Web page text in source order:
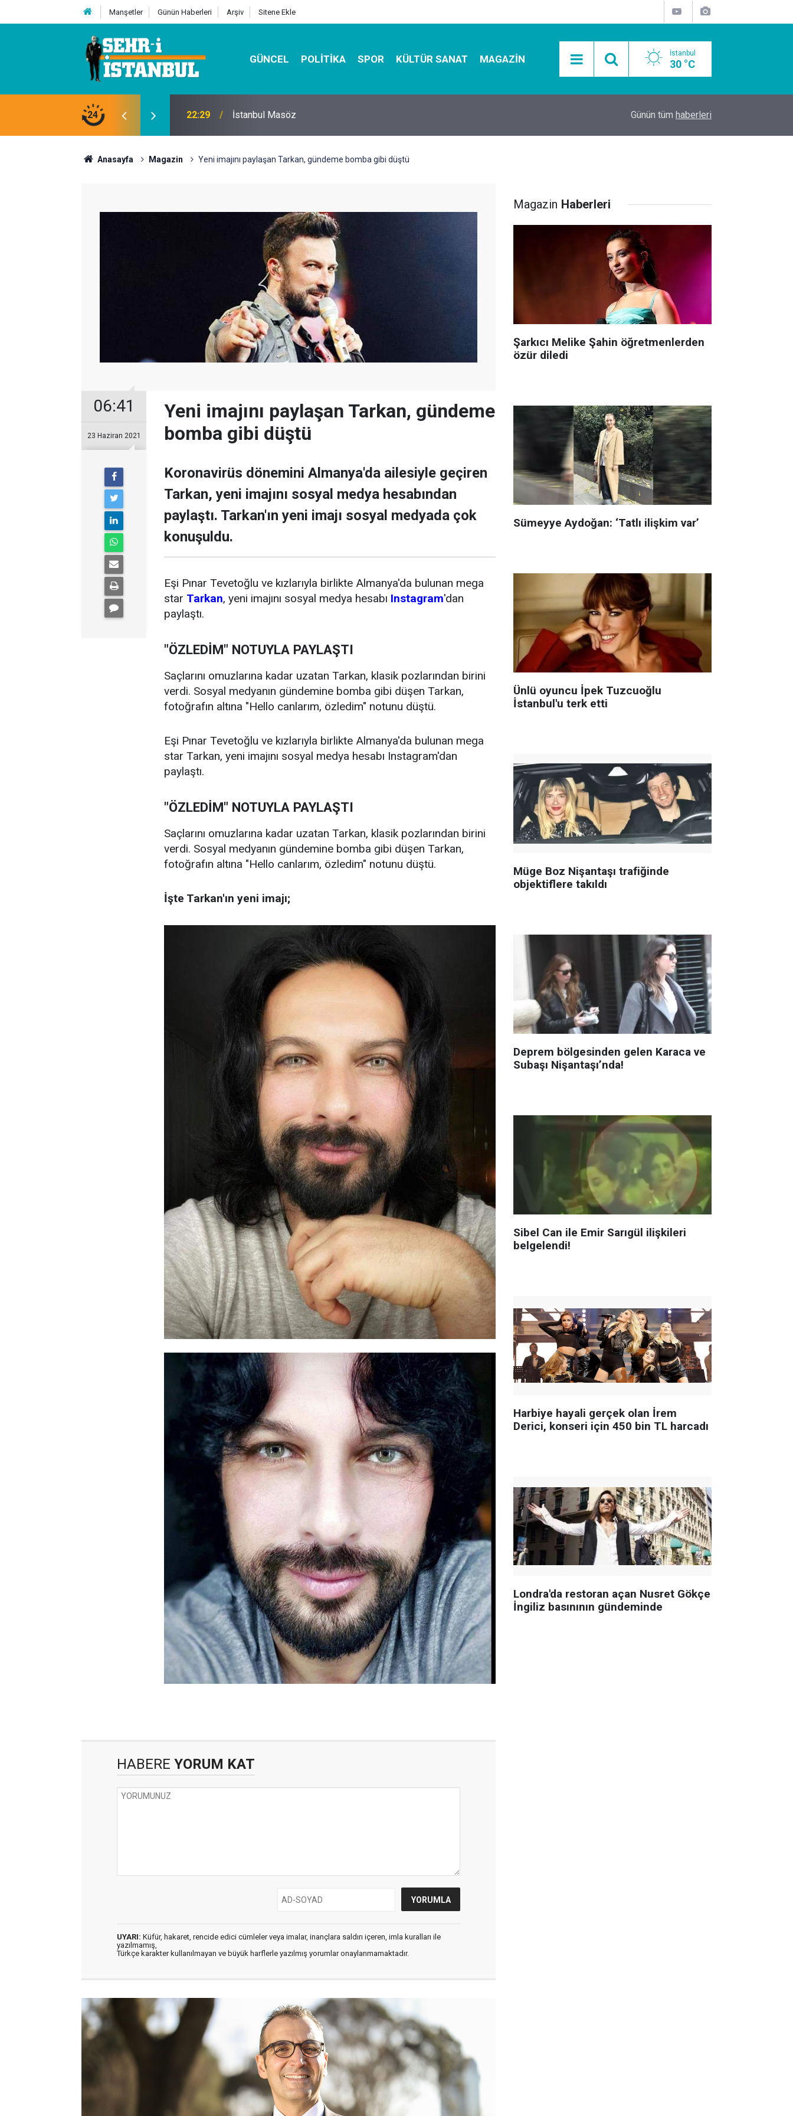
Manşetler Günün Haberleri Arşiv Sitene Ekle
GÜNCEL POLITIKA SPOR KÜLTÜR SANAT MAGAZIN İstanbul
30 °C
24 07:32 Kutu Sihirbazı ile Estetik, Dayanıklı ve Çevre Dostu Ambalaj Mobil Araçlarla Hayır Lokması Dağıtımının
Günün tüm haberleri
Anasayfa Magazin Yeni imajını paylaşan Tarkan, gündeme bomba gibi düştü
06:41
23 Haziran 2021
Yeni imajını paylaşan Tarkan, gündeme
bomba gibi düştü
Koronavirüs dönemini Almanya'da ailesiyle geçiren
Tarkan, yeni imajını sosyal medya hesabından
paylaştı. Tarkan'ın yeni imajı sosyal medyada çok
konuşuldu.
Eşi Pınar Tevetoğlu ve kızlarıyla birlikte Almanya'da bulunan mega
star Tarkan, yeni imajını sosyal medya hesabı Instagram'dan
paylaştı.
"ÖZLEDİM" NOTUYLA PAYLAŞTI
Saçlarını omuzlarına kadar uzatan Tarkan, klasik pozlarından birini
verdi. Sosyal medyanın gündemine bomba gibi düşen Tarkan,
fotoğrafın altına "Hello canlarım, özledim" notunu düştü.
Eşi Pınar Tevetoğlu ve kızlarıyla birlikte Almanya'da bulunan mega
star Tarkan, yeni imajını sosyal medya hesabı Instagram'dan
paylaştı.
"ÖZLEDİM" NOTUYLA PAYLAŞTI
Saçlarını omuzlarına kadar uzatan Tarkan, klasik pozlarından birini
verdi. Sosyal medyanın gündemine bomba gibi düşen Tarkan,
fotoğrafın altına "Hello canlarım, özledim" notunu düştü.
İşte Tarkan'ın yeni imajı;
HABERE YORUM KAT
UYARI: Küfür, hakaret, rencide edici cümleler veya imalar, inançlara saldırı içeren, imla kuralları ile
yazılmamış,
Türkçe karakter kullanılmayan ve büyük harflerle yazılmış yorumlar onaylanmamaktadır.
Magazin Haberleri
Şarkıcı Melike Şahin öğretmenlerden
özür diledi
Sümeyye Aydoğan: ‘Tatlı ilişkim var’
Ünlü oyuncu İpek Tuzcuoğlu
İstanbul'u terk etti
Müge Boz Nişantaşı trafiğinde
objektiflere takıldı
Deprem bölgesinden gelen Karaca ve
Subaşı Nişantaşı’nda!
Sibel Can ile Emir Sarıgül ilişkileri
belgelendi!
Harbiye hayali gerçek olan İrem
Derici, konseri için 450 bin TL harcadı
Londra'da restoran açan Nusret Gökçe
İngiliz basınının gündeminde